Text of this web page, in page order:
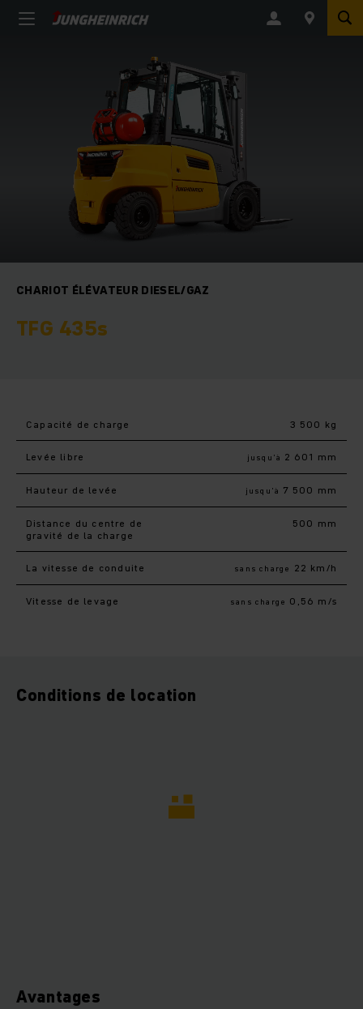
CHARIOT ÉLÉVATEUR DIESEL/GAZ
TFG 435s
Capacité de charge 3 500 kg
Levée libre jusqu’à 2 601 mm
Hauteur de levée jusqu’à 7 500 mm
Distance du centre de
gravité de la charge
500 mm
La vitesse de conduite sans charge 22 km/h
Vitesse de levage sans charge 0,56 m/s
Conditions de location
Avantages